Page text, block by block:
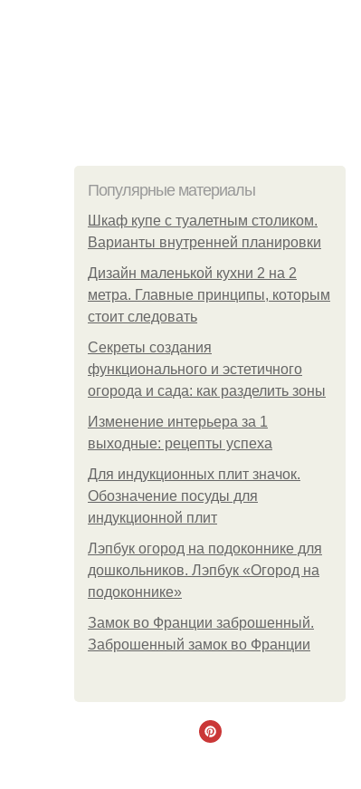
Популярные материалы
Шкаф купе с туалетным столиком.
Варианты внутренней планировки
Дизайн маленькой кухни 2 на 2
метра. Главные принципы, которым
стоит следовать
Секреты создания
функционального и эстетичного
огорода и сада: как разделить зоны
Изменение интерьера за 1
выходные: рецепты успеха
Для индукционных плит значок.
Обозначение посуды для
индукционной плит
Лэпбук огород на подоконнике для
дошкольников. Лэпбук «Огород на
подоконнике»
Замок во Франции заброшенный.
Заброшенный замок во Франции